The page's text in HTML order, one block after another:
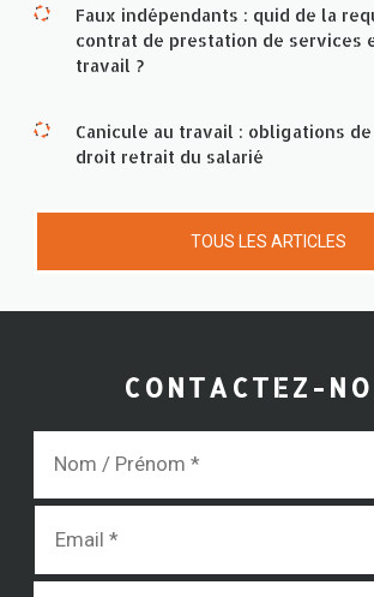
Faux indépendants : quid de la
contrat de prestation de services
travail ?
Canicule au travail : obligations
droit retrait du salarié
TOUS LES ARTICLES
CONTACTEZ-